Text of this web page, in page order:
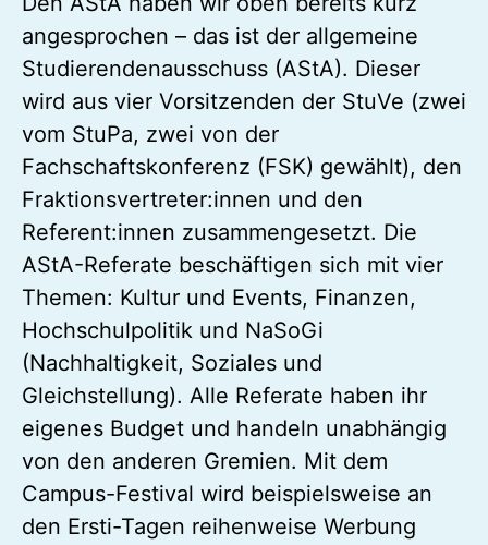
angesprochen – das ist der allgemeine
Studierendenausschuss (AStA). Dieser
wird aus vier Vorsitzenden der StuVe (zwei
vom StuPa, zwei von der
Fachschaftskonferenz (FSK) gewählt), den
Fraktionsvertreter:innen und den
Referent:innen zusammengesetzt. Die
AStA-Referate beschäftigen sich mit vier
Themen: Kultur und Events, Finanzen,
Hochschulpolitik und NaSoGi
(Nachhaltigkeit, Soziales und
Gleichstellung). Alle Referate haben ihr
eigenes Budget und handeln unabhängig
von den anderen Gremien. Mit dem
Campus-Festival wird beispielsweise an
den Ersti-Tagen reihenweise Werbung